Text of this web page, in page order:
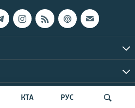
КТА РУС
2026 | Усі права застережено.